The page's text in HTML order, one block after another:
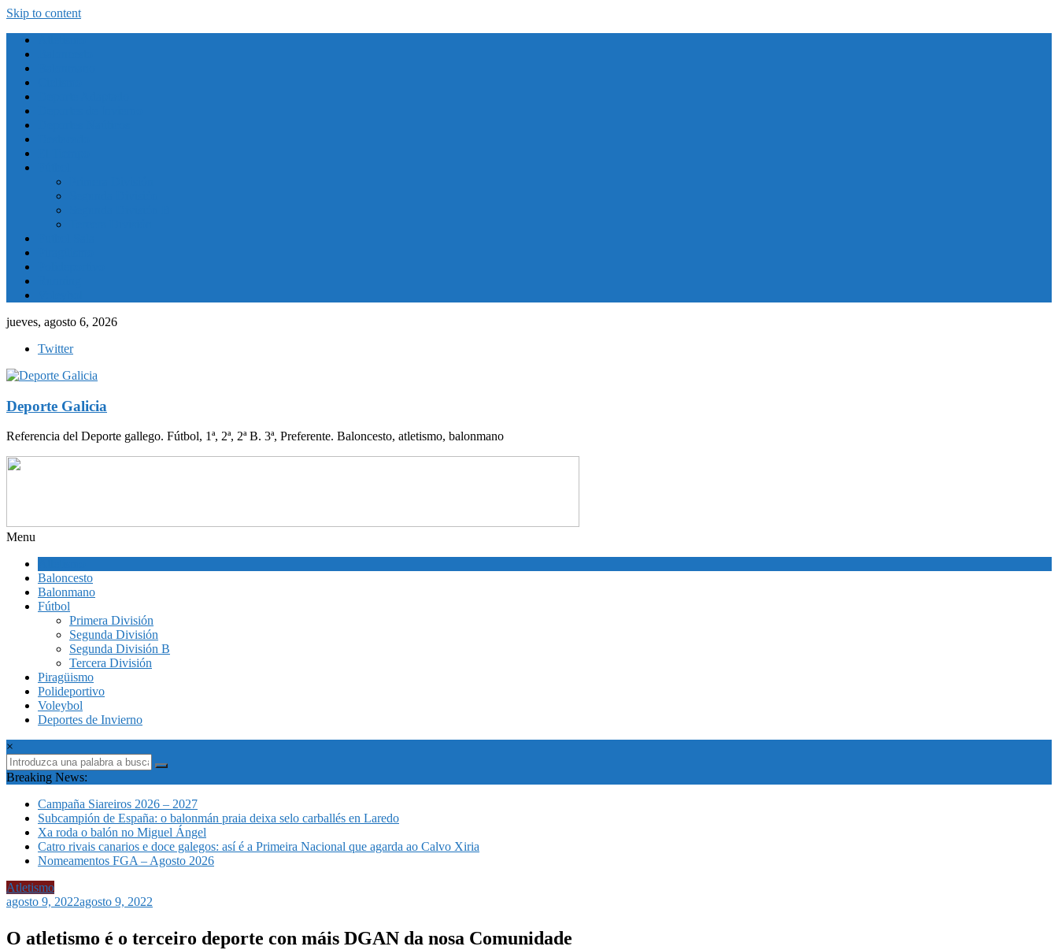
Skip to content
jueves, agosto 6, 2026
Twitter
Deporte Galicia
Referencia del Deporte gallego. Fútbol, 1ª, 2ª, 2ª B. 3ª, Preferente. Baloncesto, atletismo, balonmano
Menu
Baloncesto
Balonmano
Fútbol
Primera División
Segunda División
Segunda División B
Tercera División
Piragüismo
Polideportivo
Voleybol
Deportes de Invierno
×
Breaking News:
Campaña Siareiros 2026 – 2027
Subcampión de España: o balonmán praia deixa selo carballés en Laredo
Xa roda o balón no Miguel Ángel
Catro rivais canarios e doce galegos: así é a Primeira Nacional que agarda ao Calvo Xiria
Nomeamentos FGA – Agosto 2026
Atletismo
agosto 9, 2022agosto 9, 2022
O atletismo é o terceiro deporte con máis DGAN da nosa Comunidade